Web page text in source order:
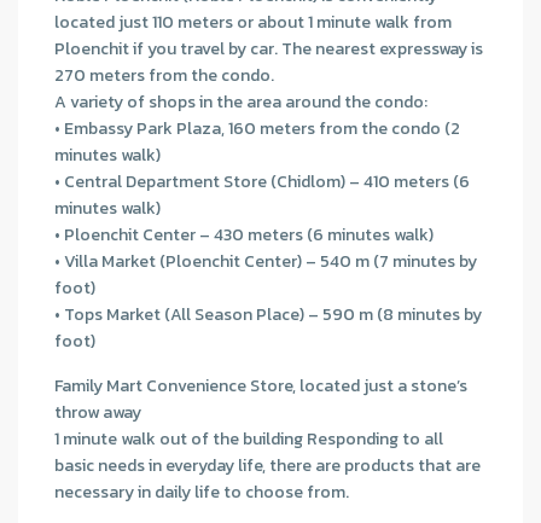
located just 110 meters or about 1 minute walk from
Ploenchit if you travel by car. The nearest expressway is
270 meters from the condo.
A variety of shops in the area around the condo:
• Embassy Park Plaza, 160 meters from the condo (2
minutes walk)
• Central Department Store (Chidlom) – 410 meters (6
minutes walk)
• Ploenchit Center – 430 meters (6 minutes walk)
• Villa Market (Ploenchit Center) – 540 m (7 minutes by
foot)
• Tops Market (All Season Place) – 590 m (8 minutes by
foot)
Family Mart Convenience Store, located just a stone’s
throw away
1 minute walk out of the building Responding to all
basic needs in everyday life, there are products that are
necessary in daily life to choose from.